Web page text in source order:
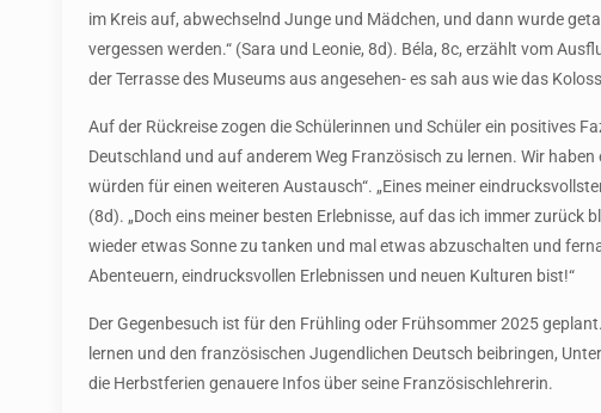
im Kreis auf, abwechselnd Junge und Mädchen, und dann wurde
vergessen werden.“ (Sara und Leonie, 8d). Béla, 8c, erzählt vom
der Terrasse des Museums aus angesehen- es sah aus wie das
Auf der Rückreise zogen die Schülerinnen und Schüler ein positives
Deutschland und auf anderem Weg Französisch zu lernen. Wir
würden für einen weiteren Austausch“. „Eines meiner
(8d). „Doch eins meiner besten Erlebnisse, auf das ich immer
wieder etwas Sonne zu tanken und mal etwas abzuschalten und
Abenteuern, eindrucksvollen Erlebnissen und neuen Kulturen bist!“
Der Gegenbesuch ist für den Frühling oder Frühsommer 2025
lernen und den französischen Jugendlichen Deutsch beibringen,
die Herbstferien genauere Infos über seine Französischlehrerin.